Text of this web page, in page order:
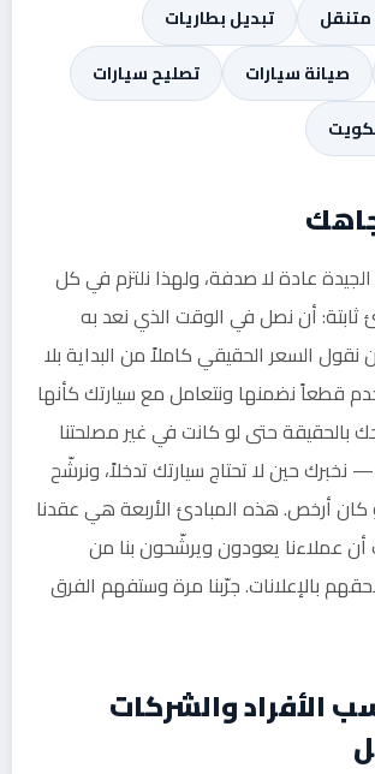
متنقل
تبديل بطاريات
صيانة سيارات
تصليح سيارات
عادة لا صدفة، ولهذا نلتزم في كل
ثابتة: أن نصل في الوقت الذي نعد به
نقول السعر الحقيقي كاملاً من البداية بلا
قطعاً نضمنها ونتعامل مع سيارتك كأنها
بالحقيقة حتى لو كانت في غير مصلحتنا
— نخبرك حين لا تحتاج سيارتك تدخلاً، ونرشّح
كان أرخص. هذه المبادئ الأربعة هي عقدنا
عملاءنا يعودون ويرشّحون بنا من
بالإعلانات. جرّبنا مرة وستفهم الفرق
الأفراد والشركات